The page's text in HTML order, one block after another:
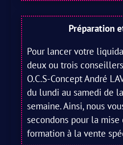
Préparation
Pour lancer votre
deux ou trois
O.C.S-Concept André
du lundi au samedi de
semaine. Ainsi, nous
secondons pour la
formation à la vente